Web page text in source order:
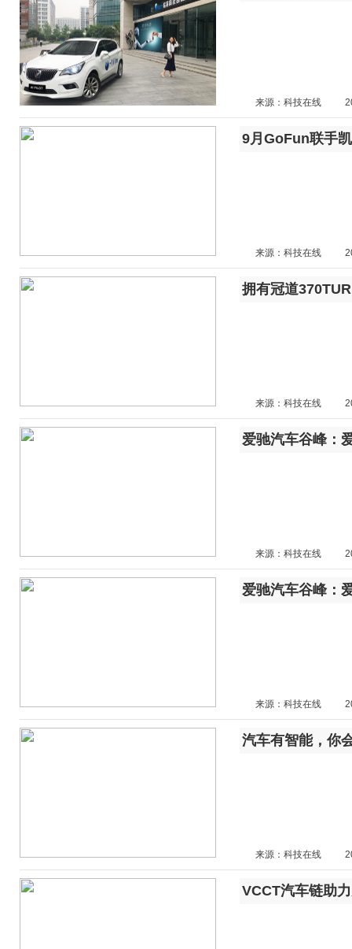
来源：科技在线
来源：科技在线
拥有冠道
来源：科技在线
爱驰汽车谷峰：
来源：科技在线
爱驰汽车谷峰：
来源：科技在线
汽车有智能，你
来源：科技在线
VCCT汽车链助